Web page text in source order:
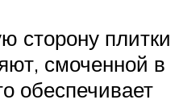
сторону плитки
смоченной в
обеспечивает